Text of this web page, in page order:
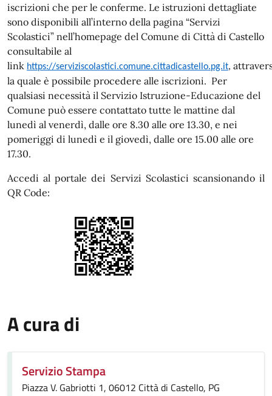
iscrizioni che per le conferme. Le istruzioni dettagliate
sono disponibili all’interno della pagina “Servizi
Scolastici” nell’homepage del Comune di Città di Castello
consultabile al
link https://serviziscolastici.comune.cittadicastello.pg.it,
la quale è possibile procedere alle iscrizioni. Per
qualsiasi necessità il Servizio Istruzione-Educazione del
Comune può essere contattato tutte le mattine dal
lunedì al venerdì, dalle ore 8.30 alle ore 13.30, e nei
pomeriggi di lunedì e il giovedì, dalle ore 15.00 alle ore
17.30.
Accedi al portale dei Servizi Scolastici scansionando il
QR Code:
A cura di
Servizio Stampa
Piazza V. Gabriotti 1, 06012 Città di Castello, PG